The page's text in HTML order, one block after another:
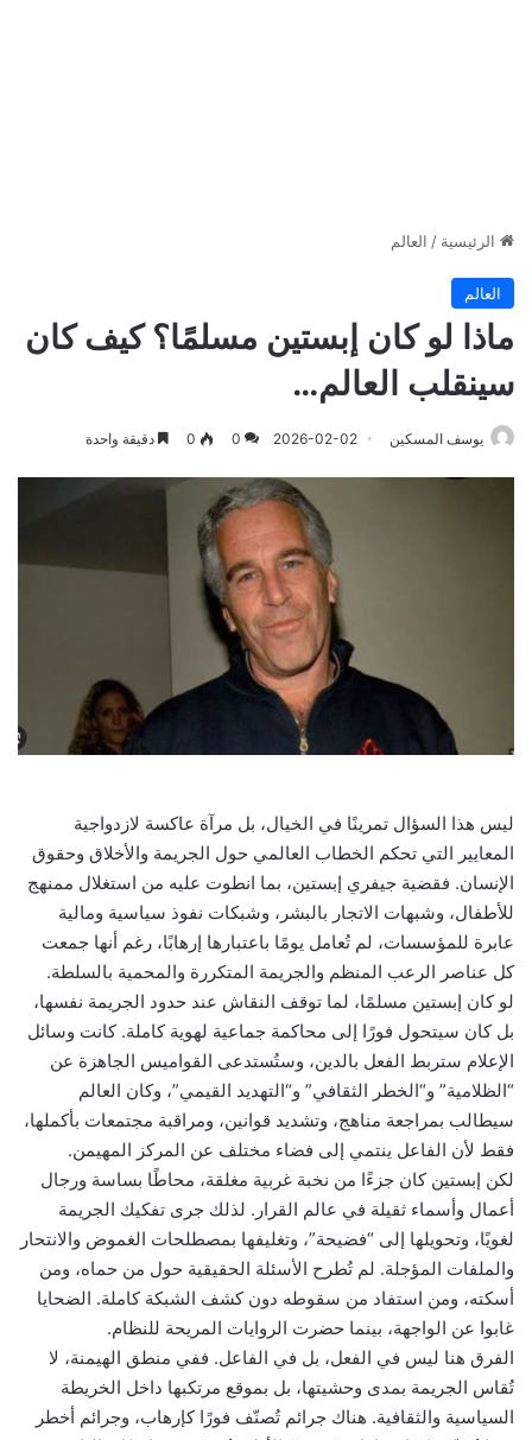
الرئيسية / العالم
العالم
ماذا لو كان إبستين مسلمًا؟ كيف كان
سينقلب العالم…
يوسف المسكين 2026-02-02
0
0 دقيقة واحدة
ليس هذا السؤال تمرينًا في الخيال، بل مرآة عاكسة لازدواجية
المعايير التي تحكم الخطاب العالمي حول الجريمة والأخلاق وحقوق
الإنسان. فقضية جيفري إبستين، بما انطوت عليه من استغلال ممنهج
للأطفال، وشبهات الاتجار بالبشر، وشبكات نفوذ سياسية ومالية
عابرة للمؤسسات، لم تُعامل يومًا باعتبارها إرهابًا، رغم أنها جمعت
كل عناصر الرعب المنظم والجريمة المتكررة والمحمية بالسلطة.
لو كان إبستين مسلمًا، لما توقف النقاش عند حدود الجريمة نفسها،
بل كان سيتحول فورًا إلى محاكمة جماعية لهوية كاملة. كانت وسائل
الإعلام ستربط الفعل بالدين، وستُستدعى القواميس الجاهزة عن
“الظلامية” و“الخطر الثقافي” و“التهديد القيمي”، وكان العالم
سيطالب بمراجعة مناهج، وتشديد قوانين، ومراقبة مجتمعات بأكملها،
فقط لأن الفاعل ينتمي إلى فضاء مختلف عن المركز المهيمن.
لكن إبستين كان جزءًا من نخبة غربية مغلقة، محاطًا بساسة ورجال
أعمال وأسماء ثقيلة في عالم القرار. لذلك جرى تفكيك الجريمة
لغويًا، وتحويلها إلى “فضيحة”، وتغليفها بمصطلحات الغموض والانتحار
والملفات المؤجلة. لم تُطرح الأسئلة الحقيقية حول من حماه، ومن
أسكته، ومن استفاد من سقوطه دون كشف الشبكة كاملة. الضحايا
غابوا عن الواجهة، بينما حضرت الروايات المريحة للنظام.
الفرق هنا ليس في الفعل، بل في الفاعل. ففي منطق الهيمنة، لا
تُقاس الجريمة بمدى وحشيتها، بل بموقع مرتكبها داخل الخريطة
السياسية والثقافية. هناك جرائم تُصنّف فورًا كإرهاب، وجرائم أخطر